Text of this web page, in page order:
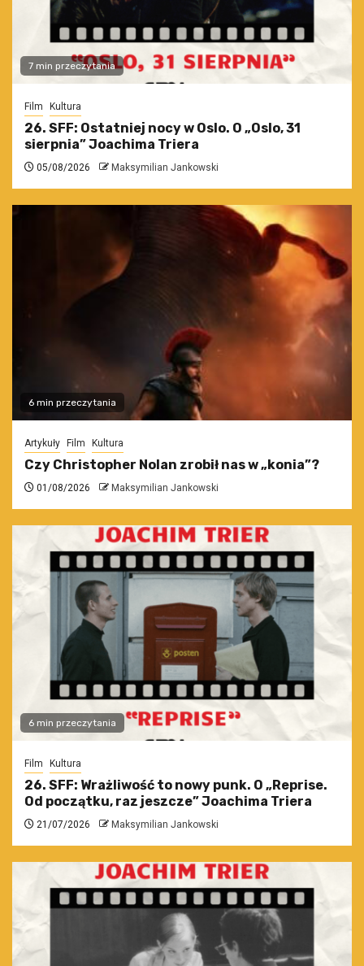
7 min przeczytania
Film Kultura
26. SFF: Ostatniej nocy w Oslo. O „Oslo, 31
sierpnia” Joachima Triera
05/08/2026 Maksymilian Jankowski
6 min przeczytania
Artykuły Film Kultura
Czy Christopher Nolan zrobił nas w „konia”?
01/08/2026 Maksymilian Jankowski
6 min przeczytania
Film Kultura
26. SFF: Wrażliwość to nowy punk. O „Reprise.
Od początku, raz jeszcze” Joachima Triera
21/07/2026 Maksymilian Jankowski